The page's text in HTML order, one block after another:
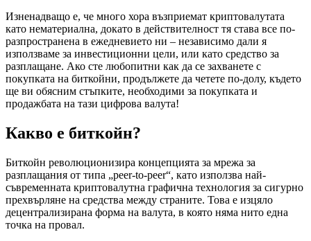
Изненадващо е, че много хора възприемат криптовалутата
като нематериална, докато в действителност тя става все по-
разпространена в ежедневието ни – независимо дали я
използваме за инвестиционни цели, или като средство за
разплащане. Ако сте любопитни как да се захванете с
покупката на биткойни, продължете да четете по-долу, където
ще ви обясним стъпките, необходими за покупката и
продажбата на тази цифрова валута!
Какво е биткойн?
Биткойн революционизира концепцията за мрежа за
разплащания от типа „peer-to-peer“, като използва най-
съвременната криптовалутна графична технология за сигурно
прехвърляне на средства между страните. Това е изцяло
децентрализирана форма на валута, в която няма нито една
точка на провал.